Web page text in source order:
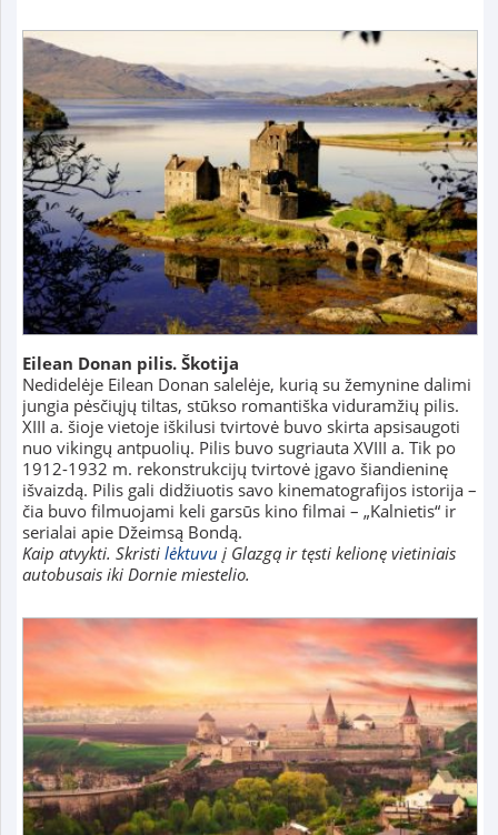
Eilean Donan pilis. Škotija
Nedidelėje Eilean Donan salelėje, kurią su žemynine dalimi
jungia pėsčiųjų tiltas, stūkso romantiška viduramžių pilis.
XIII a. šioje vietoje iškilusi tvirtovė buvo skirta apsisaugoti
nuo vikingų antpuolių. Pilis buvo sugriauta XVIII a. Tik po
1912-1932 m. rekonstrukcijų tvirtovė įgavo šiandieninę
išvaizdą. Pilis gali didžiuotis savo kinematografijos istorija –
čia buvo filmuojami keli garsūs kino filmai – „Kalnietis“ ir
serialai apie Džeimsą Bondą.
Kaip atvykti. Skristi lėktuvu į Glazgą ir tęsti kelionę vietiniais
autobusais iki Dornie miestelio.